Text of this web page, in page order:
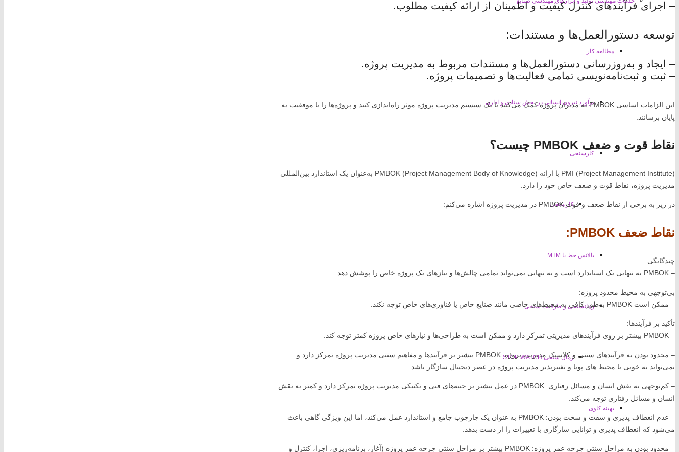
مطالعه کار
برآورد نیروی انسانی در بخش ستادی و اداری
کارسنجی
کارسنجی
بالانس خط با MTM
زمانسنجی و ظرفیت سنجی
زمان سنجی STOP WATCH
بهینه کاوی
– اجرای فرآیندهای کنترل کیفیت و اطمینان از ارائه کیفیت مطلوب.
توسعه دستورالعمل‌ها و مستندات:
– ایجاد و به‌روزرسانی دستورالعمل‌ها و مستندات مربوط به مدیریت پروژه.
– ثبت و ثبت‌نامه‌نویسی تمامی فعالیت‌ها و تصمیمات پروژه.
این الزامات اساسی PMBOK به مدیران پروژه کمک می‌کنند تا یک سیستم مدیریت پروژه موثر راه‌اندازی کنند و پروژه‌ها را با موفقیت به
پایان برسانند.
نقاط قوت و ضعف PMBOK چیست؟
PMI (Project Management Institute) با ارائه PMBOK (Project Management Body of Knowledge) به‌عنوان یک استاندارد بین‌المللی
مدیریت پروژه، نقاط قوت و ضعف خاص خود را دارد.
در زیر به برخی از نقاط ضعف و قوت PMBOK در مدیریت پروژه اشاره می‌کنم:
نقاط ضعف PMBOK:
چندگانگی:
– PMBOK به تنهایی یک استاندارد است و به تنهایی نمی‌تواند تمامی چالش‌ها و نیازهای یک پروژه خاص را پوشش دهد.
بی‌توجهی به محیط محدود پروژه:
– ممکن است PMBOK به‌طور کافی به محیط‌های خاصی مانند صنایع خاص یا فناوری‌های خاص توجه نکند.
تأکید بر فرآیندها:
– PMBOK بیشتر بر روی فرآیندهای مدیریتی تمرکز دارد و ممکن است به طراحی‌ها و نیازهای خاص پروژه کمتر توجه کند.
– محدود بودن به فرآیندهای سنتی و کلاسیک مدیریت پروژه: PMBOK بیشتر بر فرآیندها و مفاهیم سنتی مدیریت پروژه تمرکز دارد و
نمی‌تواند به خوبی با محیط‌ های پویا و تغییرپذیر مدیریت پروژه در عصر دیجیتال سازگار باشد.
– کم‌توجهی به نقش انسان و مسائل رفتاری: PMBOK در عمل بیشتر بر جنبه‌های فنی و تکنیکی مدیریت پروژه تمرکز دارد و کمتر به نقش
انسان و مسائل رفتاری توجه می‌کند.
– عدم انعطاف پذیری و سفت و سخت بودن: PMBOK به عنوان یک چارچوب جامع و استاندارد عمل می‌کند، اما این ویژگی گاهی باعث
می‌شود که انعطاف پذیری و توانایی سازگاری با تغییرات را از دست بدهد.
– محدود بودن به مراحل سنتی چرخه عمر پروژه: PMBOK بیشتر بر مراحل سنتی چرخه عمر پروژه (آغاز، برنامه‌ریزی، اجرا، کنترل و